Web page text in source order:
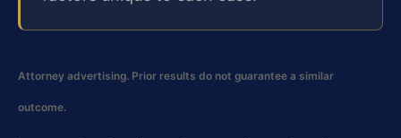
Attorney advertising. Prior results do not guarantee a similar
outcome.